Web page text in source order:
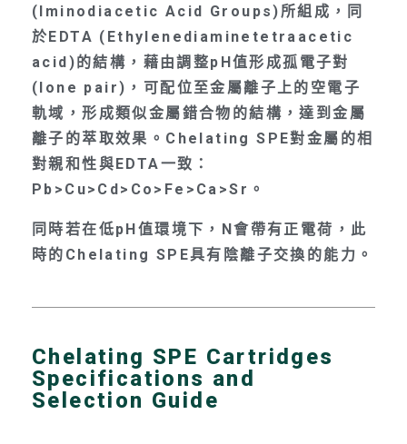
(Iminodiacetic Acid Groups)所組成，同
於EDTA (Ethylenediaminetetraacetic
acid)的結構，藉由調整pH值形成孤電子對
(lone pair)，可配位至金屬離子上的空電子
軌域，形成類似金屬錯合物的結構，達到金屬
離子的萃取效果。Chelating SPE對金屬的相
對親和性與EDTA一致：
Pb>Cu>Cd>Co>Fe>Ca>Sr。
同時若在低pH值環境下，N會帶有正電荷，此
時的Chelating SPE具有陰離子交換的能力。
Chelating SPE Cartridges
Specifications and
Selection Guide